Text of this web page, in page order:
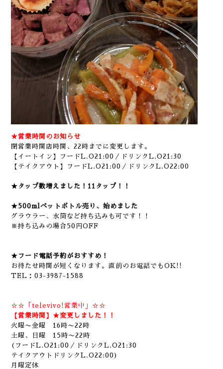
★営業時間のお知らせ
閉営業時間店時間、22時までに変更します。
【イートイン】フードL.O21:00／ドリンクL.O21:30
【テイクアウト】フードL.O21:00／ドリンクL.O22:00
★タップ数増えました！11タップ！！
★500mlペットボトル売り、始めました
グラウラー、水筒など持ち込みも可です！！
※持ち込みの場合50円OFF
★フード電話予約がおすすめ！
お待たせ時間が短くなります。直前のお電話でもOK!!
TEL：03-3987-1588
☆☆「televivo!営業中」☆☆
【営業時間】★変更しました！！
火曜〜金曜 16時〜22時
土曜、日曜 15時〜22時
(フードL.O21:00／ドリンクL.O21:30
テイクアウトドリンクL.O22:00)
月曜定休